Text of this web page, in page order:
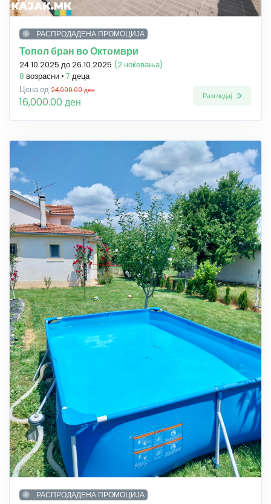
РАСПРОДАДЕНА ПРОМОЦИЈА
Топол бран во Октомври
24.10.2025 до 26.10.2025 (2 ноќевања)
8 возрасни • 7 деца
Цена од 24,000.00 ден
16,000.00 ден Разгледај
РАСПРОДАДЕНА ПРОМОЦИЈА